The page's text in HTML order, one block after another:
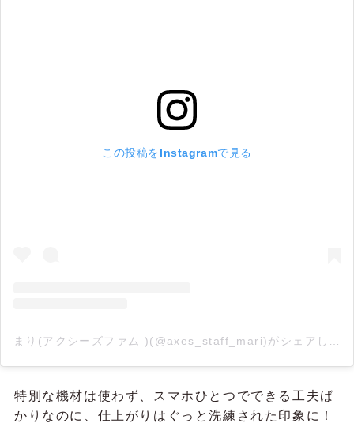
この投稿をInstagramで見る
特別な機材は使わず、スマホひとつでできる工夫ば
かりなのに、仕上がりはぐっと洗練された印象に！